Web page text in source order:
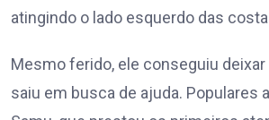
atingindo o lado esquerdo das
Mesmo ferido, ele conseguiu deixar
saiu em busca de ajuda. Populares